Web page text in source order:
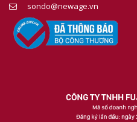
sondo@newage.vn